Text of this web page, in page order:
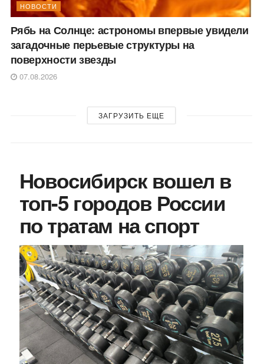
НОВОСТИ
Рябь на Солнце: астрономы впервые увидели
загадочные перьевые структуры на
поверхности звезды
07.08.2026
ЗАГРУЗИТЬ ЕЩЕ
Новосибирск вошел в
топ-5 городов России
по тратам на спорт